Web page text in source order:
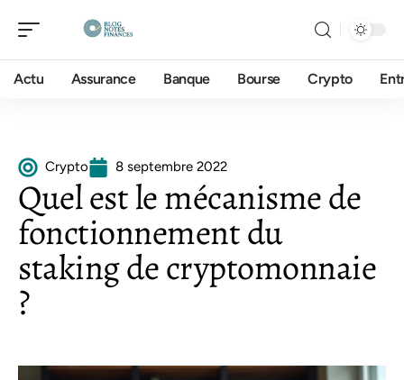
Actu Assurance Banque Bourse Crypto
Crypto 8 septembre 2022
Quel est le mécanisme de
fonctionnement du
staking de cryptomonnaie
?